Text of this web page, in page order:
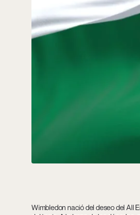
Wimbledon nació del deseo del All